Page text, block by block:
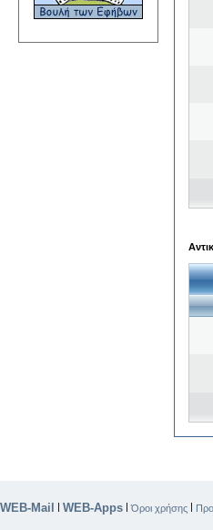
WEB-Mail | WEB-Apps |Όροι χρήσης |